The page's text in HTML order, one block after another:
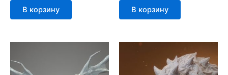
В корзину В корзину